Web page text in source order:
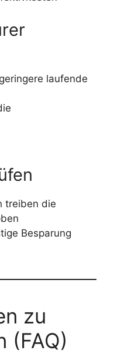
laufende
treiben die
Besparung
zu
(FAQ)